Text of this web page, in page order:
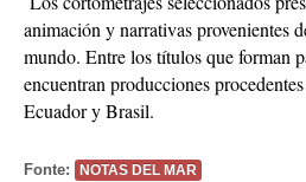
animación y narrativas provenientes
mundo. Entre los títulos que forman
encuentran producciones
Ecuador y Brasil.
Fonte: NOTAS DEL MAR